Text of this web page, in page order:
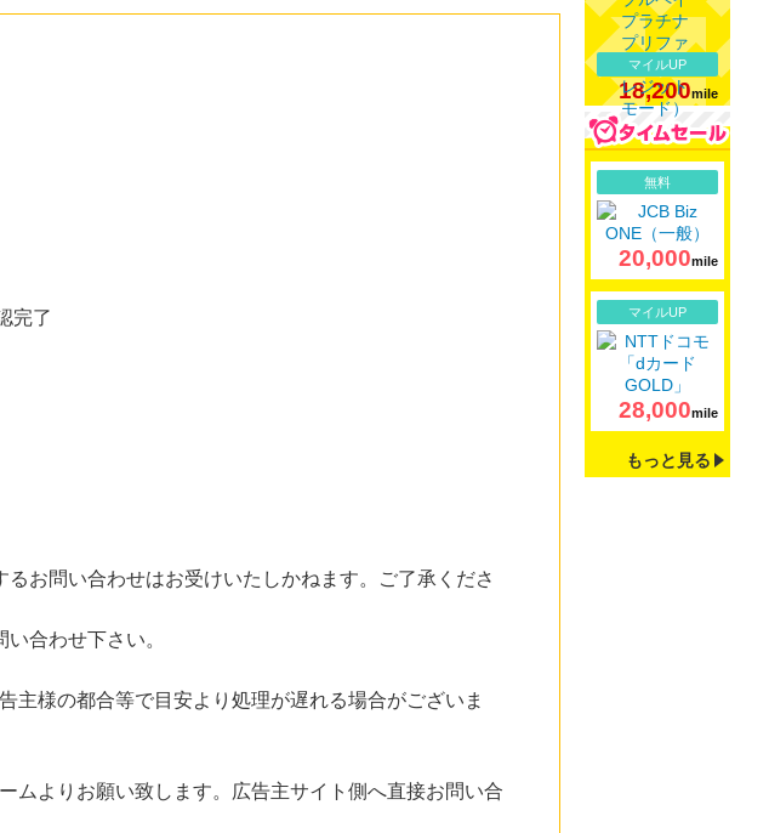
完了
お問い合わせはお受けいたしかねます。ご了承くださ
合わせ下さい。
様の都合等で目安より処理が遅れる場合がございま
よりお願い致します。広告主サイト側へ直接お問い合
マイルUP
18,200mile
無料
20,000mile
マイルUP
28,000mile
もっと見る